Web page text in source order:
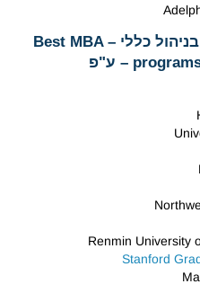
תוכניות ה-MBA המובילות בניהול כללי – Best MBA
programs in General Management – ע"פ
Renmin University
Stanford